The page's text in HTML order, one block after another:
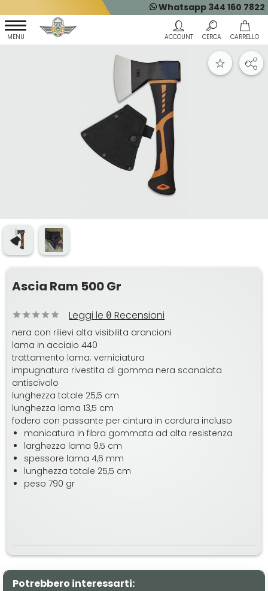
Whatsapp 344 160 7822
Ascia Ram 500 Gr
Leggi le 0 Recensioni
nera con rilievi alta visibilita arancioni
lama in acciaio 440
trattamento lama: verniciatura
impugnatura rivestita di gomma nera scanalata
antiscivolo
lunghezza totale 25,5 cm
lunghezza lama 13,5 cm
fodero con passante per cintura in cordura incluso
manicatura in fibra gommata ad alta resistenza
larghezza lama 9,5 cm
spessore lama 4,6 mm
lunghezza totale 25,5 cm
peso 790 gr
Potrebbero interessarti: